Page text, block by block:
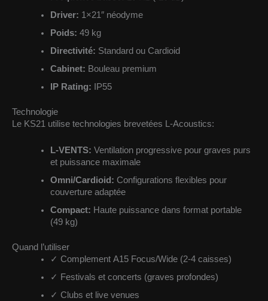
Driver: 1×21″ néodyme
Poids: 49 kg
Directivité: Standard ou Cardioid
Cabinet: Bouleau premium
IP Rating: IP55
Technologie
Le KS21 utilise technologies brevetées L-Acoustics:
L-VENTS: Ventilation progressive pour graves purs
et puissance maximale
Omni/Cardioid: Configurations flexibles pour
couverture adaptée
Compact: Haute puissance dans format portable
(49 kg)
Quand l’utiliser
✓ Complement A15 Focus/Wide (2-4 caisses)
✓ Festivals et concerts (graves profondes)
✓ Clubs et live venues